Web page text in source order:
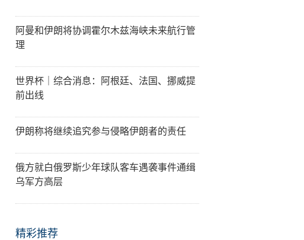
阿曼和伊朗将协调霍尔木兹海峡未来航行管
理
世界杯｜综合消息：阿根廷、法国、挪威提
前出线
伊朗称将继续追究参与侵略伊朗者的责任
俄方就白俄罗斯少年球队客车遇袭事件通缉
乌军方高层
精彩推荐